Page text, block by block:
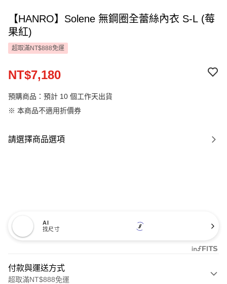
【HANRO】Solene 無鋼圈全蕾絲內衣 S-L (莓
果紅)
超取滿NT$888免運
NT$7,180
預購商品：預計 10 個工作天出貨
※ 本商品不適用折價券
請選擇商品選項
AI
找尺寸
付款與運送方式
超取滿NT$888免運